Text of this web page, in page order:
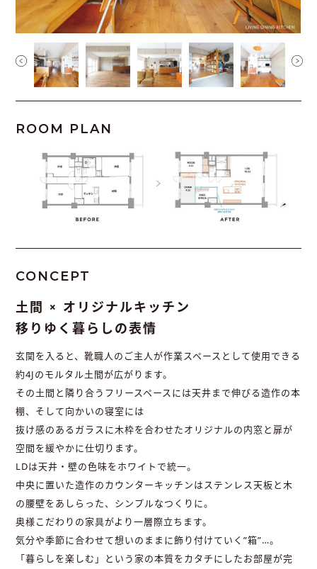
ROOM PLAN
CONCEPT
土間 × オリジナルキッチン
移りゆく暮らしの表情
玄関を入ると、靴職人のご主人が作業スペースとして使用できる
約4Jのモルタル土間が広がります。
その土間と隣り合うフリースペースには天井まで伸びる造作の本
棚、そして向かいの寝室には
抜け感のあるガラスに木枠を合わせたオリジナルの内窓と扉が
空間を緩やかに仕切ります。
LDは天井・壁の色味をホワイトで統一。
中央に置いた造作のカウンターキッチンはステンレス天板と木
の腰壁をあしらった、シンプルなつくりに。
奥様こだわりの家具がより一層際立ちます。
気分や季節に合わせて想いのままに飾り付けていく”箱”…。
「暮らしを楽しむ」という家の本質をカタチにしたお部屋が完